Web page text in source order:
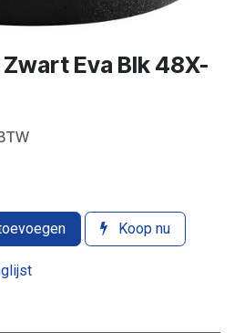
Zwart Eva Blk 48X-
Koop nu